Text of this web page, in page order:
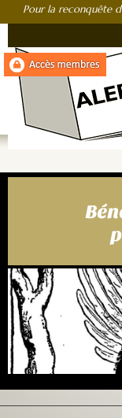
Pour la reconquête